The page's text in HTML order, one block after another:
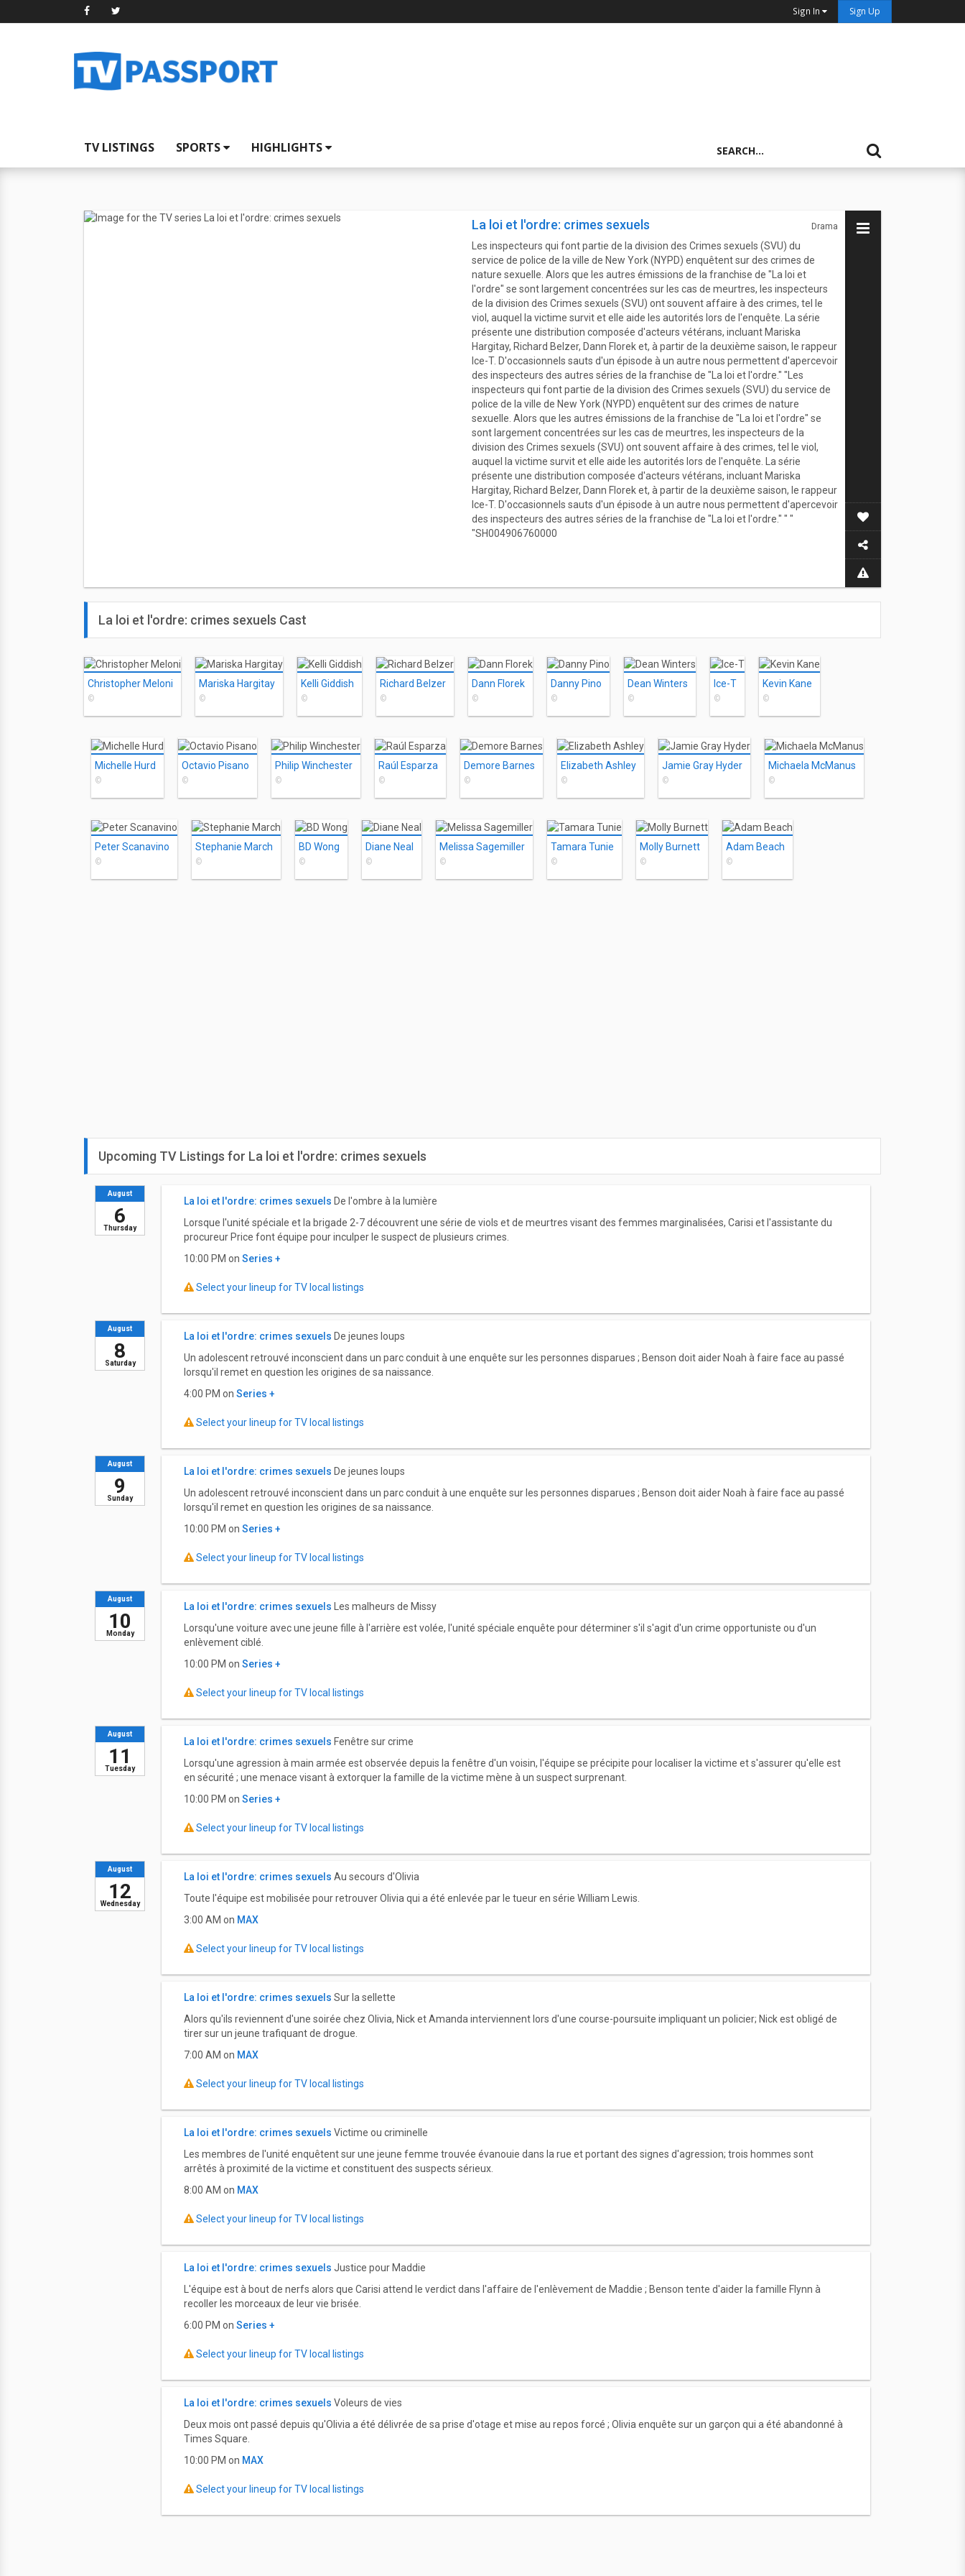
Sign In Sign Up
TV LISTINGS SPORTS HIGHLIGHTS
La loi et l'ordre: crimes sexuels Drama
Les inspecteurs qui font partie de la division des Crimes sexuels (SVU) du
service de police de la ville de New York (NYPD) enquêtent sur des crimes de
nature sexuelle. Alors que les autres émissions de la franchise de "La loi et
l'ordre" se sont largement concentrées sur les cas de meurtres, les inspecteurs
de la division des Crimes sexuels (SVU) ont souvent affaire à des crimes, tel le
viol, auquel la victime survit et elle aide les autorités lors de l'enquête. La série
présente une distribution composée d'acteurs vétérans, incluant Mariska
Hargitay, Richard Belzer, Dann Florek et, à partir de la deuxième saison, le rappeur
Ice-T. D'occasionnels sauts d'un épisode à un autre nous permettent d'apercevoir
des inspecteurs des autres séries de la franchise de "La loi et l'ordre." "Les
inspecteurs qui font partie de la division des Crimes sexuels (SVU) du service de
police de la ville de New York (NYPD) enquêtent sur des crimes de nature
sexuelle. Alors que les autres émissions de la franchise de "La loi et l'ordre" se
sont largement concentrées sur les cas de meurtres, les inspecteurs de la
division des Crimes sexuels (SVU) ont souvent affaire à des crimes, tel le viol,
auquel la victime survit et elle aide les autorités lors de l'enquête. La série
présente une distribution composée d'acteurs vétérans, incluant Mariska
Hargitay, Richard Belzer, Dann Florek et, à partir de la deuxième saison, le rappeur
Ice-T. D'occasionnels sauts d'un épisode à un autre nous permettent d'apercevoir
des inspecteurs des autres séries de la franchise de "La loi et l'ordre." " "
"SH004906760000
La loi et l'ordre: crimes sexuels Cast
Christopher Meloni
©
Mariska Hargitay
©
Kelli Giddish
©
Richard Belzer
©
Dann Florek
©
Danny Pino
©
Dean Winters
©
Ice-T
©
Kevin Kane
©
Michelle Hurd
©
Octavio Pisano
©
Philip Winchester
©
Raúl Esparza
©
Demore Barnes
©
Elizabeth Ashley
©
Jamie Gray Hyder
©
Michaela McManus
©
Peter Scanavino
©
Stephanie March
©
BD Wong
©
Diane Neal
©
Melissa Sagemiller
©
Tamara Tunie
©
Molly Burnett
©
Adam Beach
©
Upcoming TV Listings for La loi et l'ordre: crimes sexuels
Thursday
August
6
La loi et l'ordre: crimes sexuels De l'ombre à la lumière
Lorsque l'unité spéciale et la brigade 2-7 découvrent une série de viols et de meurtres visant des femmes marginalisées, Carisi et l'assistante du
procureur Price font équipe pour inculper le suspect de plusieurs crimes.
10:00 PM on Series +
Select your lineup for TV local listings
Saturday
August
8
La loi et l'ordre: crimes sexuels De jeunes loups
Un adolescent retrouvé inconscient dans un parc conduit à une enquête sur les personnes disparues ; Benson doit aider Noah à faire face au passé
lorsqu'il remet en question les origines de sa naissance.
4:00 PM on Series +
Select your lineup for TV local listings
Sunday
August
9
La loi et l'ordre: crimes sexuels De jeunes loups
Un adolescent retrouvé inconscient dans un parc conduit à une enquête sur les personnes disparues ; Benson doit aider Noah à faire face au passé
lorsqu'il remet en question les origines de sa naissance.
10:00 PM on Series +
Select your lineup for TV local listings
Monday
August
10
La loi et l'ordre: crimes sexuels
Les malheurs de Missy
Lorsqu'une voiture avec une jeune fille à l'arrière est volée, l'unité spéciale enquête pour déterminer s'il s'agit d'un crime opportuniste ou d'un
enlèvement ciblé.
10:00 PM on Series +
Select your lineup for TV local listings
Tuesday
August
11
La loi et l'ordre: crimes sexuels Fenêtre sur crime
Lorsqu'une agression à main armée est observée depuis la fenêtre d'un voisin, l'équipe se précipite pour localiser la victime et s'assurer qu'elle est
en sécurité ; une menace visant à extorquer la famille de la victime mène à un suspect surprenant.
10:00 PM on Series +
Select your lineup for TV local listings
Wednesday
August
12
La loi et l'ordre: crimes sexuels Au secours d'Olivia
Toute l'équipe est mobilisée pour retrouver Olivia qui a été enlevée par le tueur en série William Lewis.
3:00 AM on MAX
Select your lineup for TV local listings
La loi et l'ordre: crimes sexuels Sur la sellette
Alors qu'ils reviennent d'une soirée chez Olivia, Nick et Amanda interviennent lors d'une course-poursuite impliquant un policier; Nick est obligé de
tirer sur un jeune trafiquant de drogue.
7:00 AM on MAX
Select your lineup for TV local listings
La loi et l'ordre: crimes sexuels Victime ou criminelle
Les membres de l'unité enquêtent sur une jeune femme trouvée évanouie dans la rue et portant des signes d'agression; trois hommes sont
arrêtés à proximité de la victime et constituent des suspects sérieux.
8:00 AM on MAX
Select your lineup for TV local listings
La loi et l'ordre: crimes sexuels Justice pour Maddie
L'équipe est à bout de nerfs alors que Carisi attend le verdict dans l'affaire de l'enlèvement de Maddie ; Benson tente d'aider la famille Flynn à
recoller les morceaux de leur vie brisée.
6:00 PM on Series +
Select your lineup for TV local listings
La loi et l'ordre: crimes sexuels Voleurs de vies
Deux mois ont passé depuis qu'Olivia a été délivrée de sa prise d'otage et mise au repos forcé ; Olivia enquête sur un garçon qui a été abandonné à
Times Square.
10:00 PM on MAX
Select your lineup for TV local listings